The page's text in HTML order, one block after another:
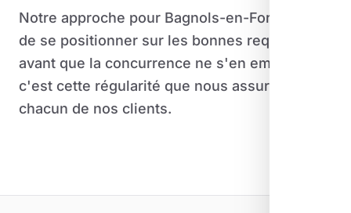
Notre approche pour Bagnols-en-Forêt c'est
de se positionner sur les bonnes requêtes
avant que la concurrence ne s'en empare. Et
c'est cette régularité que nous assurons pour
chacun de nos clients.